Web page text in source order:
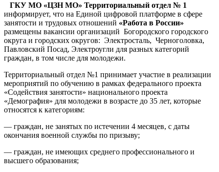
ГКУ МО «ЦЗН МО» Территориальный отдел № 1
информирует, что на Единой цифровой платформе в сфере
занятости и трудовых отношений «Работа в России»
размещены вакансии организаций Богородского городского
округа и городских округов: Электросталь, Черноголовка,
Павловский Посад, Электроугли для разных категорий
граждан, в том числе для молодежи.
Территориальный отдел №1 принимает участие в реализации
мероприятий по обучению в рамках федерального проекта
«Содействия занятости» национального проекта
«Демография» для молодежи в возрасте до 35 лет, которые
относятся к категориям:
— граждан, не занятых по истечении 4 месяцев, с даты
окончания военной службы по призыву;
— граждан, не имеющих среднего профессионального и
высшего образования;